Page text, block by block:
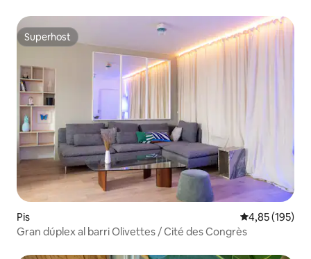
Superhost
Superhost
Pis 4,85 de
4,85 (195)
Gran dúplex al barri Olivettes / Cité des Congrès